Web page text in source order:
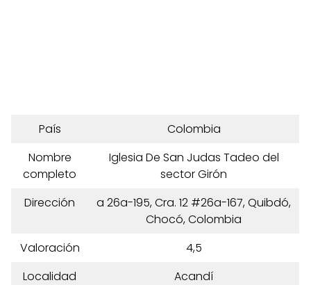
País
Colombia
Nombre
completo
Iglesia De San Judas Tadeo del
sector Girón
Dirección
a 26a-195, Cra. 12 #26a-167, Quibdó,
Chocó, Colombia
Valoración
4,5
Localidad
Acandí